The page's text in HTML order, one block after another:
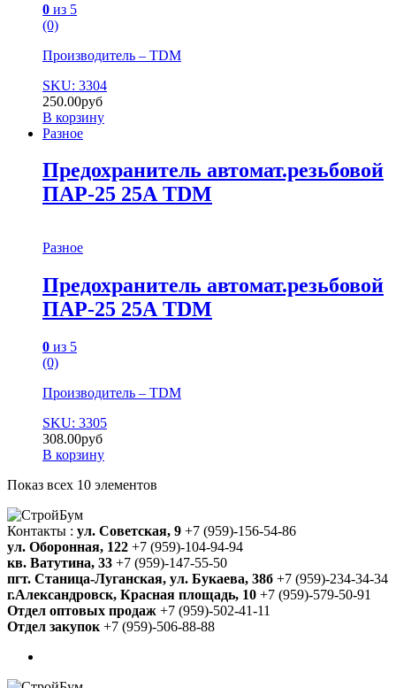
0 из 5
(0)
Производитель – TDM
SKU: 3304
250.00руб
В корзину
Разное
Предохранитель автомат.pезьбовой
ПАР-25 25А TDM
Разное
Предохранитель автомат.pезьбовой
ПАР-25 25А TDM
0 из 5
(0)
Производитель – TDM
SKU: 3305
308.00руб
В корзину
Показ всех 10 элементов
Контакты : ул. Советская, 9 +7 (959)-156-54-86
ул. Оборонная, 122 +7 (959)-104-94-94
кв. Ватутина, 33 +7 (959)-147-55-50
пгт. Станица-Луганская, ул. Букаева, 38б +7 (959)-234-34-34
г.Александровск, Красная площадь, 10 +7 (959)-579-50-91
Отдел оптовых продаж +7 (959)-502-41-11
Отдел закупок +7 (959)-506-88-88